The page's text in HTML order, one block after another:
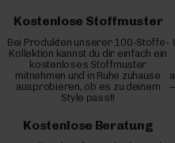
Kostenlose Stoffmuster
Bei Produkten unserer 100-Stoffe-
Kollektion kannst du dir einfach ein
kostenloses Stoffmuster
mitnehmen und in Ruhe zuhause
ausprobieren, ob es zu deinem
Style passt!
Kostenlose Beratung